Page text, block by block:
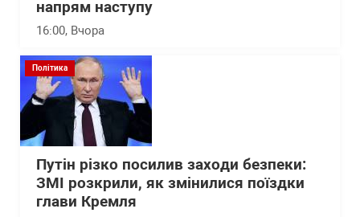
напрям наступу
16:00, Вчора
Політика
Путін різко посилив заходи безпеки:
ЗМІ розкрили, як змінилися поїздки
глави Кремля